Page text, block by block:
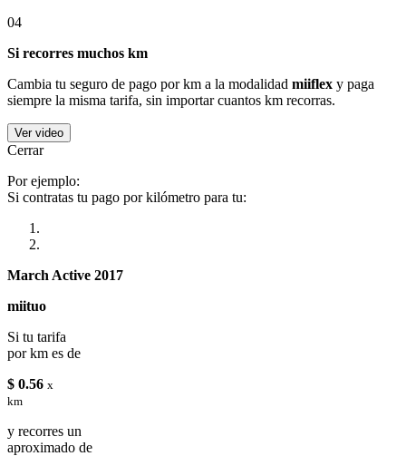
04
Si recorres muchos km
Cambia tu seguro de pago por km a la modalidad miiflex y paga
siempre la misma tarifa, sin importar cuantos km recorras.
Ver video
Cerrar
Por ejemplo:
Si contratas tu pago por kilómetro para tu:
March Active 2017
miituo
Si tu tarifa
por km es de
$ 0.56 x
km
y recorres un
aproximado de